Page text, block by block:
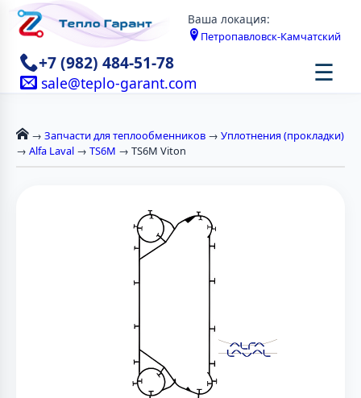
Ваша локация:
Петропавловск-Камчатский
+7 (982) 484-51-78
sale@teplo-garant.com ☰
→ Запчасти для теплообменников → Уплотнения (прокладки)
→ Alfa Laval → TS6M → TS6M Viton